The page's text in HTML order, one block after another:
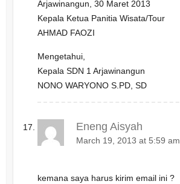
Arjawinangun, 30 Maret 2013
Kepala Ketua Panitia Wisata/Tour
AHMAD FAOZI
Mengetahui,
Kepala SDN 1 Arjawinangun
NONO WARYONO S.PD, SD
Eneng Aisyah
March 19, 2013 at 5:59 am
kemana saya harus kirim email ini ?